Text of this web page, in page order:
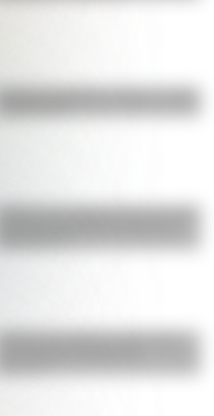
Bandera de Bolivia: historia, origen
¿Sabías que Argentina tuvo la torre
Sudamérica?
¿Sabías que Buenos Aires tiene
Romano?